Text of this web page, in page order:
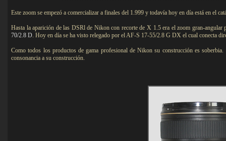
Este zoom se empezó a comercializar a finales del 1.999 y todavía hoy en día está en el
Hasta la aparición de las DSRl de Nikon con recorte de X 1.5 era el zoom gran-angular
70/2.8 D. Hoy en día se ha visto relegado por el AF-S 17-55/2.8 G DX el cual conecta
Como todos los productos de gama profesional de Nikon su construcción es
consonancia a su construcción.